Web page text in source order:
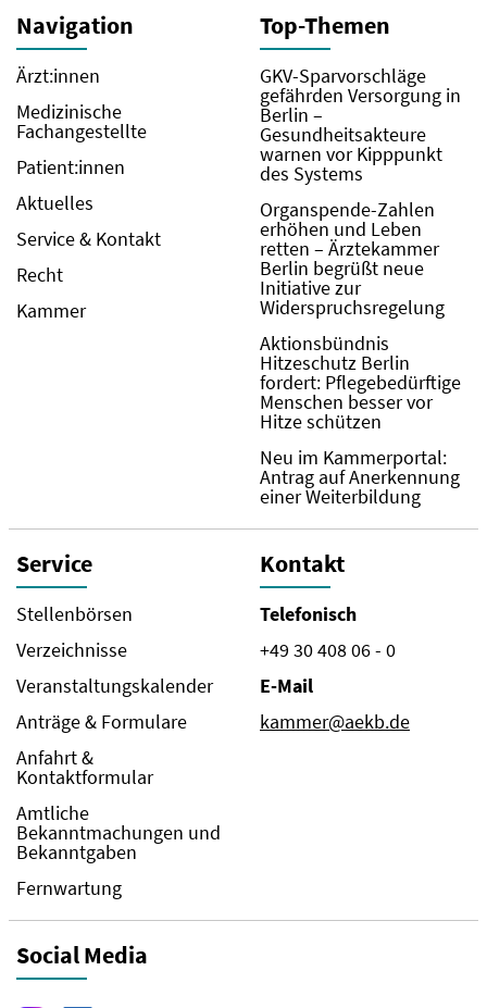
Navigation
Ärzt:innen
Medizinische
Fachangestellte
Patient:innen
Aktuelles
Service & Kontakt
Recht
Kammer
Top-Themen
GKV-Sparvorschläge
gefährden Versorgung in
Berlin –
Gesundheitsakteure
warnen vor Kipppunkt
des Systems
Organspende-Zahlen
erhöhen und Leben
retten – Ärztekammer
Berlin begrüßt neue
Initiative zur
Widerspruchsregelung
Aktionsbündnis
Hitzeschutz Berlin
fordert: Pflegebedürftige
Menschen besser vor
Hitze schützen
Neu im Kammerportal:
Antrag auf Anerkennung
einer Weiterbildung
Service
Stellenbörsen
Verzeichnisse
Veranstaltungskalender
Anträge & Formulare
Anfahrt &
Kontaktformular
Amtliche
Bekanntmachungen und
Bekanntgaben
Fernwartung
Kontakt
Telefonisch
+49 30 408 06 - 0
E-Mail
kammer@aekb.de
Social Media